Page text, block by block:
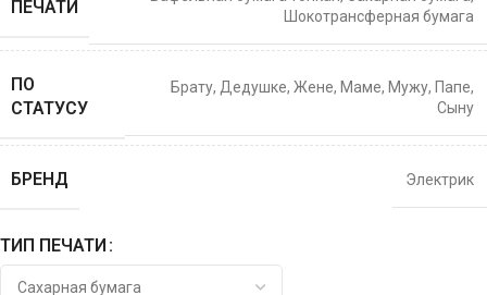
ПЕЧАТИ
Шокотрансферная бумага
ПО
СТАТУСУ
Брату, Дедушке, Жене, Маме, Мужу, Папе,
Сыну
БРЕНД Электрик
ТИП ПЕЧАТИ